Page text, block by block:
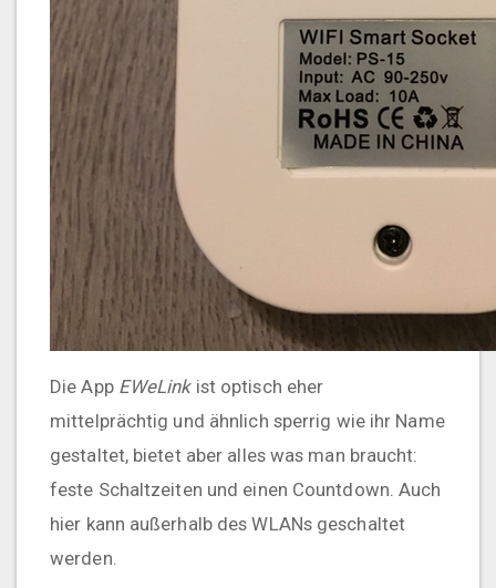
Die App EWeLinkist optisch eher
mittelprächtig und ähnlich sperrig wie ihr Name
gestaltet, bietet aber alles was man braucht:
feste Schaltzeiten und einen Countdown. Auch
hier kann außerhalb des WLANs geschaltet
werden.